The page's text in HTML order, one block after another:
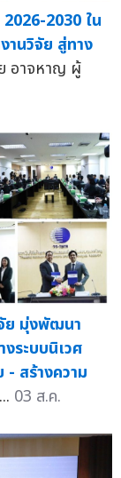
2030 ใน
านวิจัย สู่ทาง
อาจหาญ ผู้
ย มุ่งพัฒนา
ระบบนิเวศ
สร้างความ
03 ส.ค.